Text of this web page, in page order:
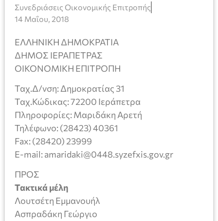
Συνεδριάσεις Οικονομικής Επιτροπής
14 Μαΐου, 2018
ΕΛΛΗΝΙΚΗ ΔΗΜΟΚΡΑΤΙΑ
ΔΗΜΟΣ ΙΕΡΑΠΕΤΡΑΣ
ΟΙΚΟΝΟΜΙΚΗ ΕΠΙΤΡΟΠΗ
Ταχ.Δ/νση: Δημοκρατίας 31
Ταχ.Κώδικας: 72200 Ιεράπετρα
Πληροφορίες: Μαριδάκη Αρετή
Τηλέφωνο: (28423) 40361
Fax: (28420) 23999
E-mail: amaridaki@0448.syzefxis.gov.gr
ΠΡΟΣ
Τακτικά μέλη
Λουτσέτη Εμμανουήλ
Ασπραδάκη Γεώργιο